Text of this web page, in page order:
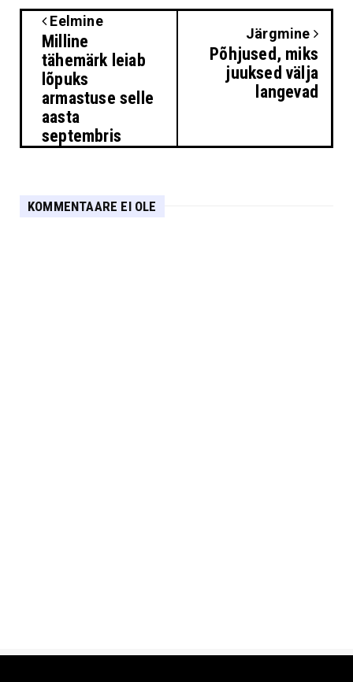
Eelmine
Milline
tähemärk leiab
lõpuks
armastuse selle
aasta
septembris
Järgmine
Põhjused, miks
juuksed välja
langevad
KOMMENTAARE EI OLE